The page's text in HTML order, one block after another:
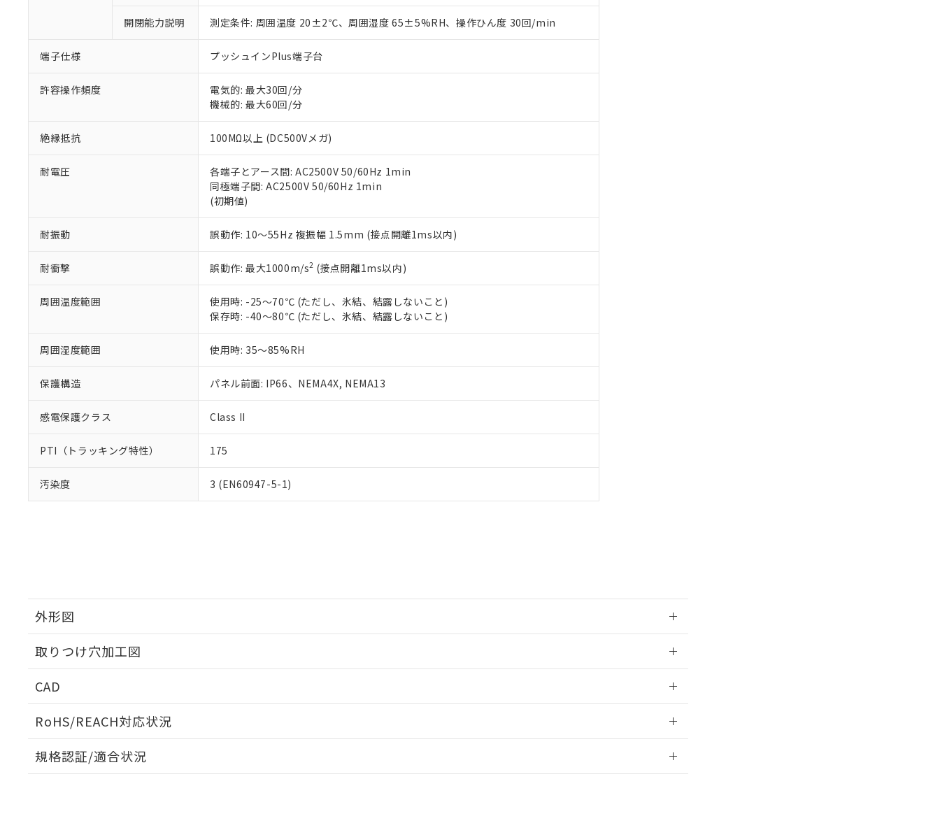
開閉能力説明 測定条件: 周囲温度 20±2℃、周囲湿度 65±5%RH、操作ひん度 30回/min
端子仕様 プッシュインPlus端子台
許容操作頻度
電気的: 最大30回/分
機械的: 最大60回/分
絶縁抵抗 100MΩ以上 (DC500Vメガ)
耐電圧
各端子とアース間: AC2500V 50/60Hz 1min
同極端子間: AC2500V 50/60Hz 1min
(初期値)
耐振動 誤動作: 10～55Hz 複振幅 1.5mm (接点開離1ms以内)
耐衝撃 誤動作: 最大1000m/s2 (接点開離1ms以内)
周囲温度範囲
使用時: -25～70℃ (ただし、氷結、結露しないこと)
保存時: -40～80℃ (ただし、氷結、結露しないこと)
周囲湿度範囲 使用時: 35～85%RH
保護構造 パネル前面: IP66、NEMA4X, NEMA13
感電保護クラス Class II
PTI（トラッキング特性） 175
汚染度 3 (EN60947-5-1)
外形図
取りつけ穴加工図
CAD
RoHS/REACH対応状況
EU RoHS 注意事項・凡例
規格認証/適合状況
正式な納期状況および標準価格はお客様のお取引先、またはお客様担当のオムロン制御機器販売店・
当社販売員にご相談ください。
オムロン制御機器販売店や当社販売拠点は「販売ネットワーク
」をご確認ください。
在庫状況および標準価格結果を当社の事前の承諾なく第三者に漏洩または開示しないようお願いしま
マイパーツ機能（部品リスト作成サービス）をご利用いただくには、I-Webメンバーズにご登録され
ている必要があります。
お客様が当ウェブサイト上で当社にご登録された部品リストについて、当社および当社の共同利用者
さい。
※当社の共同利用者とは、"個人情報の共同利用に関して"
の「1.共同利用者の範囲」に記載されて
いる法人を指します。
※2 対応予定月
部品在庫の切り替え状況などにより、予定月が前後することがあります。
※3 非含有証明書ダウンロード
下記の非含有証明書をダウンロードすることができます。
EU RoHS指令（10物質）の非含有証明書
51物質の非含有証明書（当社基準）
※本証明書は発行日時点で非含有を証明するもので、過去に遡って非含有を証明するものではありません。
また、RoHS指令のフタル酸エステル類４物質の対応では、対応完了までの期間は出荷製品に未対応品が
混在することから備考欄に対応日を記載しておりました。
り割愛しております。
DEHP(フタル酸ビス(2-エチルヘキシル)) : 1000ppm
※2 環境保護使用期限
「ｅ」：有害物質（10物質）のすべてが基準値以下であることを示します。
「10」：通常の使用状況下において有害物質が外部に漏えいし、環境に深刻な影響を及ぼさない年数を意
味します。
当社は、貴社製品を第三者に販売する場合は、上記1、2および3の内容を当該第三者に通知します。
また当社は、販売先および販売に係わる関係者が違法に輸出するおそれがある場合は、取り引きをい
たしません。
△ 一定数には満たないが在庫あり
－
在庫なし(最新の在庫状況については、お客様のお取引先、またはお客様担当のオムロン制御
機器販売店・当社販売員にご確認ください)
空
白
受注生産機種、また在庫状況の情報を公開していない機種